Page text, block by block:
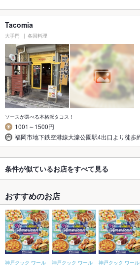
Tacomia
大手門 各国料理
ソースが選べる本格派タコス！
1001～1500円
福岡市地下鉄空港線大濠公園駅4出口より徒歩
条件が似ているお店をすべて見る
おすすめのお店
神戸クック ワール
神戸クック ワール
神戸クック ワール